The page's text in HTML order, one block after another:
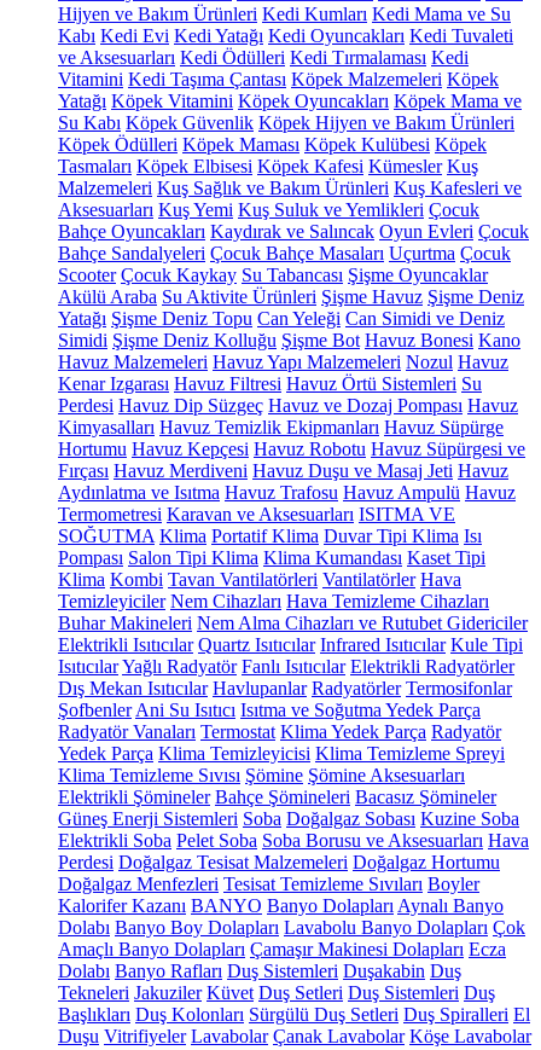
Hijyen ve Bakım Ürünleri Kedi Kumları Kedi Mama ve Su
Kabı Kedi Evi Kedi Yatağı Kedi Oyuncakları Kedi Tuvaleti
ve Aksesuarları Kedi Ödülleri Kedi Tırmalaması Kedi
Vitamini Kedi Taşıma Çantası Köpek Malzemeleri Köpek
Yatağı Köpek Vitamini Köpek Oyuncakları Köpek Mama ve
Su Kabı Köpek Güvenlik Köpek Hijyen ve Bakım Ürünleri
Köpek Ödülleri Köpek Maması Köpek Kulübesi Köpek
Tasmaları Köpek Elbisesi Köpek Kafesi Kümesler Kuş
Malzemeleri Kuş Sağlık ve Bakım Ürünleri Kuş Kafesleri ve
Aksesuarları Kuş Yemi Kuş Suluk ve Yemlikleri Çocuk
Bahçe Oyuncakları Kaydırak ve Salıncak Oyun Evleri Çocuk
Bahçe Sandalyeleri Çocuk Bahçe Masaları Uçurtma Çocuk
Scooter Çocuk Kaykay Su Tabancası Şişme Oyuncaklar
Akülü Araba Su Aktivite Ürünleri Şişme Havuz Şişme Deniz
Yatağı Şişme Deniz Topu Can Yeleği Can Simidi ve Deniz
Simidi Şişme Deniz Kolluğu Şişme Bot Havuz Bonesi Kano
Havuz Malzemeleri Havuz Yapı Malzemeleri Nozul Havuz
Kenar Izgarası Havuz Filtresi Havuz Örtü Sistemleri Su
Perdesi Havuz Dip Süzgeç Havuz ve Dozaj Pompası Havuz
Kimyasalları Havuz Temizlik Ekipmanları Havuz Süpürge
Hortumu Havuz Kepçesi Havuz Robotu Havuz Süpürgesi ve
Fırçası Havuz Merdiveni Havuz Duşu ve Masaj Jeti Havuz
Aydınlatma ve Isıtma Havuz Trafosu Havuz Ampulü Havuz
Termometresi Karavan ve Aksesuarları ISITMA VE
SOĞUTMA Klima Portatif Klima Duvar Tipi Klima Isı
Pompası Salon Tipi Klima Klima Kumandası Kaset Tipi
Klima Kombi Tavan Vantilatörleri Vantilatörler Hava
Temizleyiciler Nem Cihazları Hava Temizleme Cihazları
Buhar Makineleri Nem Alma Cihazları ve Rutubet Gidericiler
Elektrikli Isıtıcılar Quartz Isıtıcılar Infrared Isıtıcılar Kule Tipi
IsıtıcılarYağlı Radyatör Fanlı Isıtıcılar Elektrikli Radyatörler
Dış Mekan Isıtıcılar Havlupanlar Radyatörler Termosifonlar
Şofbenler Ani Su Isıtıcı Isıtma ve Soğutma Yedek Parça
Radyatör Vanaları Termostat Klima Yedek Parça Radyatör
Yedek Parça Klima Temizleyicisi Klima Temizleme Spreyi
Klima Temizleme Sıvısı Şömine Şömine Aksesuarları
Elektrikli Şömineler Bahçe Şömineleri Bacasız Şömineler
Güneş Enerji Sistemleri Soba Doğalgaz Sobası Kuzine Soba
Elektrikli Soba Pelet Soba Soba Borusu ve Aksesuarları Hava
Perdesi Doğalgaz Tesisat Malzemeleri Doğalgaz Hortumu
Doğalgaz Menfezleri Tesisat Temizleme Sıvıları Boyler
Kalorifer Kazanı BANYO Banyo Dolapları Aynalı Banyo
Dolabı Banyo Boy Dolapları Lavabolu Banyo Dolapları Çok
Amaçlı Banyo Dolapları Çamaşır Makinesi Dolapları Ecza
Dolabı Banyo Rafları Duş Sistemleri Duşakabin Duş
Tekneleri Jakuziler Küvet Duş Setleri Duş Sistemleri Duş
Başlıkları Duş Kolonları Sürgülü Duş Setleri Duş Spiralleri El
Duşu Vitrifiyeler Lavabolar Çanak Lavabolar Köşe Lavabolar